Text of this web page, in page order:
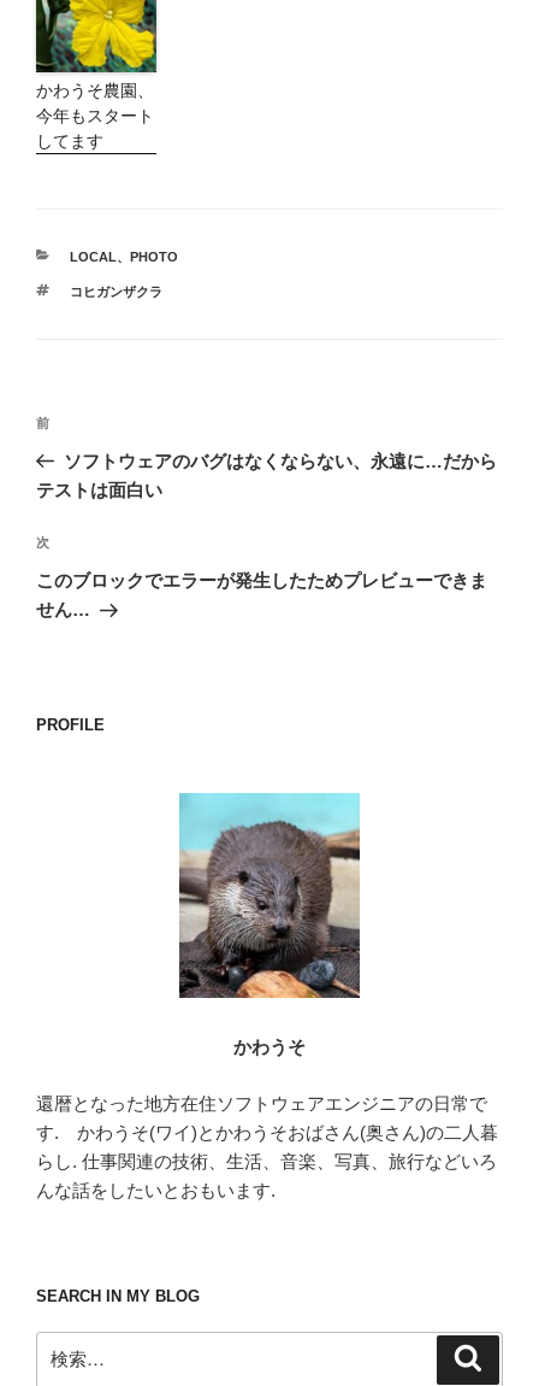
かわうそ農園、
今年もスタート
してます
カ
ゴ
LOCAL、 PHOTO
タ
コヒガンザクラ
投
ナ
ゲ
ー
シ
前
の
投
前
ソフトウェアのバグはなくならない、永遠に…だから
テストは面白い
次
の
投
次
このブロックでエラーが発生したためプレビューできま
せん…
PROFILE
かわうそ
還暦となった地方在住ソフトウェアエンジニアの日常で
す. かわうそ(ワイ)とかわうそおばさん(奥さん)の二人暮
らし. 仕事関連の技術、生活、音楽、写真、旅行などいろ
んな話をしたいとおもいます.
SEARCH IN MY BLOG
索: